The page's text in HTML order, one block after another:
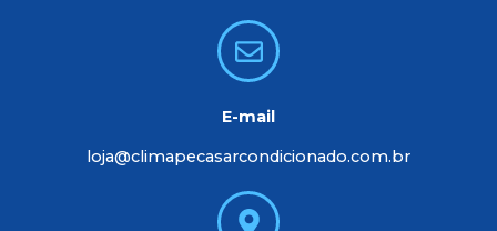
E-mail
loja@climapecasarcondicionado.com.br